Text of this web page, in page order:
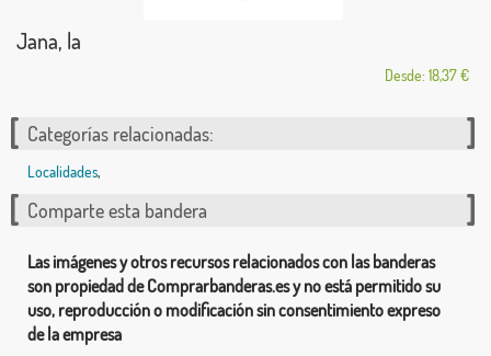
Jana, la
Desde: 18,37 €
Categorías relacionadas:
Localidades,
Comparte esta bandera
Las imágenes y otros recursos relacionados con las banderas
son propiedad de Comprarbanderas.es y no está permitido su
uso, reproducción o modificación sin consentimiento expreso
de la empresa